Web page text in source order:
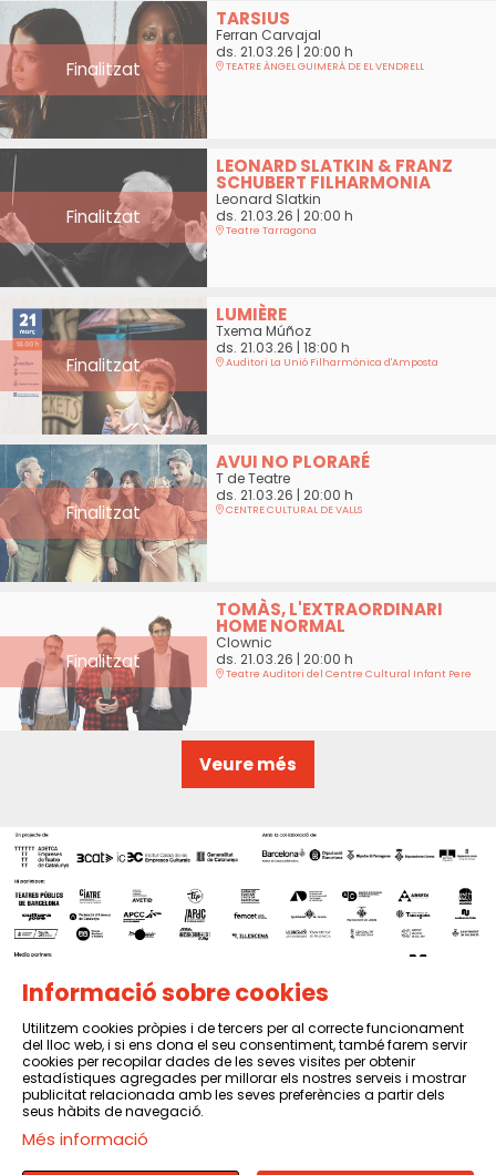
Finalitzat
TARSIUS
Ferran Carvajal
ds. 21.03.26 | 20:00 h
TEATRE ÀNGEL GUIMERÀ DE EL VENDRELL
Finalitzat
LEONARD SLATKIN & FRANZ
SCHUBERT FILHARMONIA
Leonard Slatkin
ds. 21.03.26 | 20:00 h
Teatre Tarragona
Finalitzat
LUMIÈRE
Txema Múñoz
ds. 21.03.26 | 18:00 h
Auditori La Unió Filharmònica d'Amposta
Finalitzat
AVUI NO PLORARÉ
T de Teatre
ds. 21.03.26 | 20:00 h
CENTRE CULTURAL DE VALLS
Finalitzat
TOMÀS, L'EXTRAORDINARI
HOME NORMAL
Clownic
ds. 21.03.26 | 20:00 h
Teatre Auditori del Centre Cultural Infant Pere
Veure més
Sitemap | Avís Legal | Política de privacitat | Contactar
Informació sobre cookies
Utilitzem cookies pròpies i de tercers per al correcte funcionament
del lloc web, i si ens dona el seu consentiment, també farem servir
cookies per recopilar dades de les seves visites per obtenir
estadístiques agregades per millorar els nostres serveis i mostrar
publicitat relacionada amb les seves preferències a partir dels
seus hàbits de navegació.
Més informació